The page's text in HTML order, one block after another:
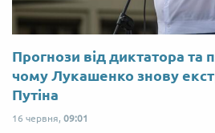
Прогнози від диктатора та
чому Лукашенко знову
Путіна
16 червня, 09:01